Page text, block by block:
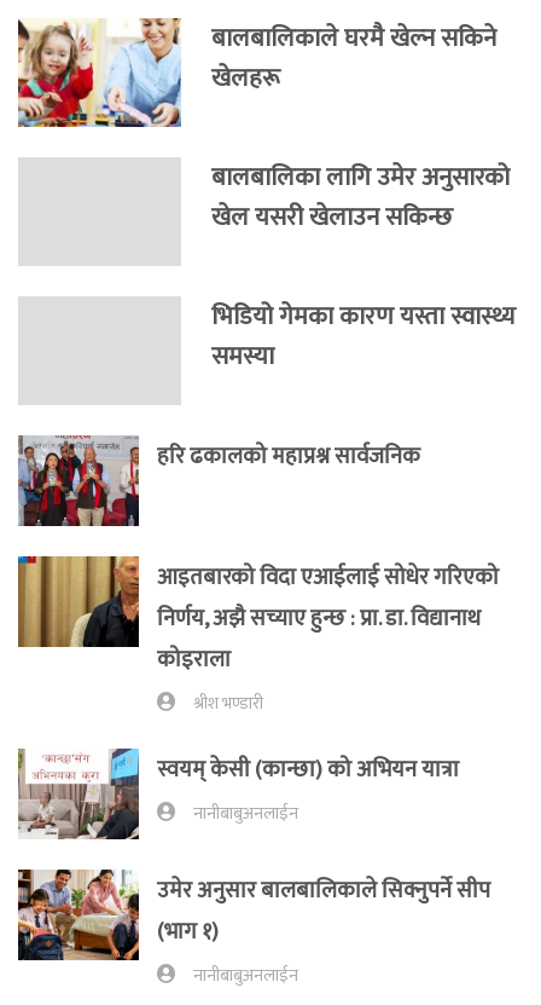
बालबालिकाले घरमै खेल्न सकिने
खेलहरू
बालबालिका लागि उमेर अनुसारको
खेल यसरी खेलाउन सकिन्छ
भिडियो गेमका कारण यस्ता स्वास्थ्य
समस्या
हरि ढकालको महाप्रश्न सार्वजनिक
आइतबारको विदा एआईलाई सोधेर गरिएको
निर्णय, अझै सच्याए हुन्छ : प्रा‍. डा. विद्यानाथ
कोइराला
श्रीश भण्डारी
स्वयम् केसी (कान्छा) को अभियन यात्रा
नानीबाबुअनलाईन
उमेर अनुसार बालबालिकाले सिक्नुपर्ने सीप
(भाग १)
नानीबाबुअनलाईन